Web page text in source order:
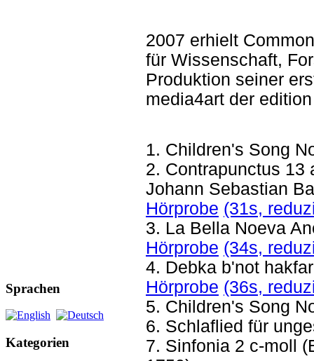
Sprachen
Kategorien
2007 erhielt
für Wissenschaft,
Produktion seiner
media4art der
1. Children's Song
2. Contrapunctus 13
Johann Sebastian
Hörprobe (31s,
3. La Bella Noeva
Hörprobe (34s,
4. Debka b'not
Hörprobe (36s,
5. Children's Song
6. Schlaflied für
7. Sinfonia 2 c-moll